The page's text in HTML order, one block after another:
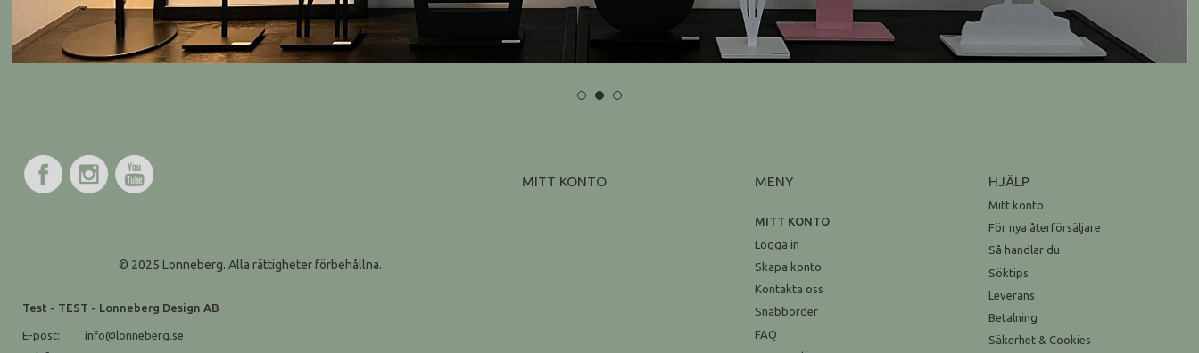
© 2025 Lonneberg. Alla rättigheter förbehållna.
Test - TEST - Lonneberg Design AB
E-post:
info@lonneberg.se
MITT KONTO MENY
MITT KONTO
Logga in
Skapa konto
Kontakta oss
Snabborder
FAQ
HJÄLP
Mitt konto
För nya återförsäljare
Så handlar du
Söktips
Leverans
Betalning
Säkerhet & Cookies